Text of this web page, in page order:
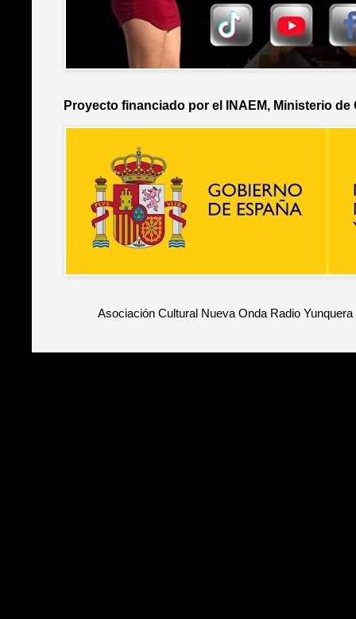
Proyecto financiado por el INAEM, Ministerio de
Asociación Cultural Nueva Onda Radio